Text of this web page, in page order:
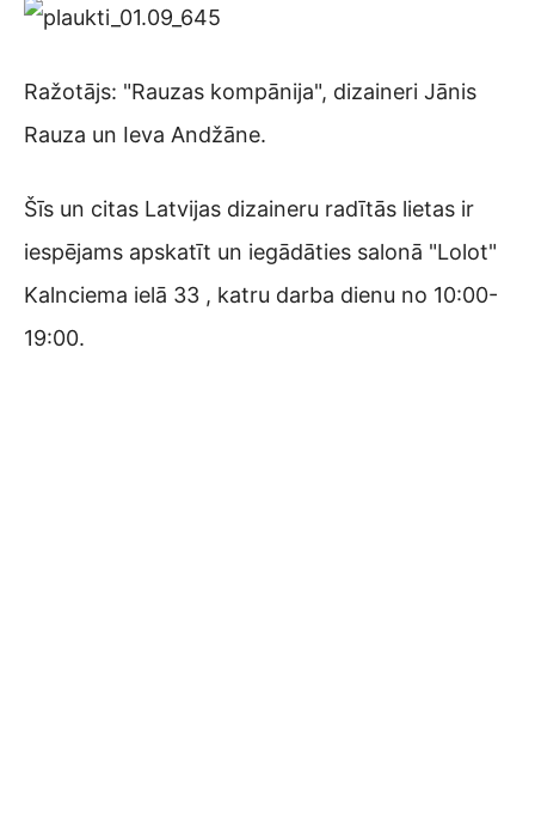
Ražotājs: "Rauzas kompānija", dizaineri Jānis
Rauza un Ieva Andžāne.
Šīs un citas Latvijas dizaineru radītās lietas ir
iespējams apskatīt un iegādāties salonā "Lolot"
Kalnciema ielā 33 , katru darba dienu no 10:00-
19:00.